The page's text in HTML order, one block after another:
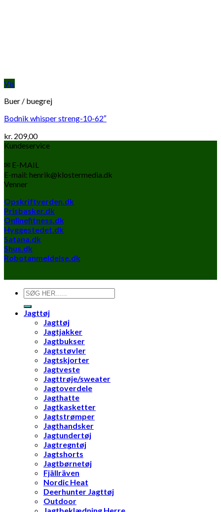
Vis
Buer / buegrej
Bodnik whisper streng-10-62″
kr. 209,00
Kundeservice
✉ E-MAIL
E-mail: henrik@klostermedia.dk
Venner
Opskriftverden.dk
Prisbasker.dk
Onlinefitness.dk
Hyggestedet.dk
Satana.dk
Shus.dk
Robotanmeldelse.dk
Søg
efter:
Jagttøj
Jagttøj
Jagtjakker
Jagtbukser
Jagtstøvler
Jagtskjorter
Jagtveste
Jagttrøje/sweater
Jagtoverdele
Jagthatte
Jagtkasketter
Jagtstrømper
Jagthandsker
Jagtundertøj
Jagtregntøj
Jagtshorts
Jagtbørnetøj
Fjällräven
Nordic Heat
Deerhunter Jagttøj
Outdoor